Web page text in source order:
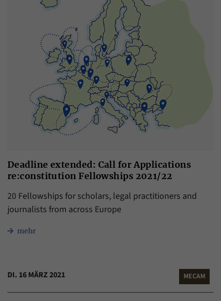
Deadline extended: Call for Applications
re:constitution Fellowships 2021/22
20 Fellowships for scholars, legal practitioners and
journalists from across Europe
mehr
DI. 16 MÄRZ 2021 MECAM